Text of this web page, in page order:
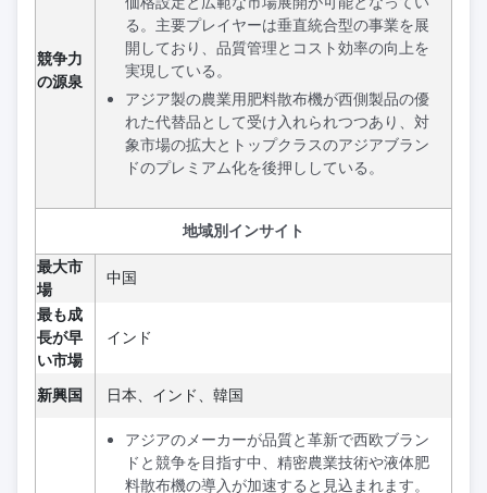
競争力
の源泉
る。主要プレイヤーは垂直統合型の事業を展
開しており、品質管理とコスト効率の向上を
実現している。
アジア製の農業用肥料散布機が西側製品の優
れた代替品として受け入れられつつあり、対
象市場の拡大とトップクラスのアジアブラン
ドのプレミアム化を後押ししている。
地域別インサイト
最大市
場
中国
最も成
長が早
い市場
インド
新興国 日本、インド、韓国
アジアのメーカーが品質と革新で西欧ブラン
ドと競争を目指す中、精密農業技術や液体肥
料散布機の導入が加速すると見込まれます。